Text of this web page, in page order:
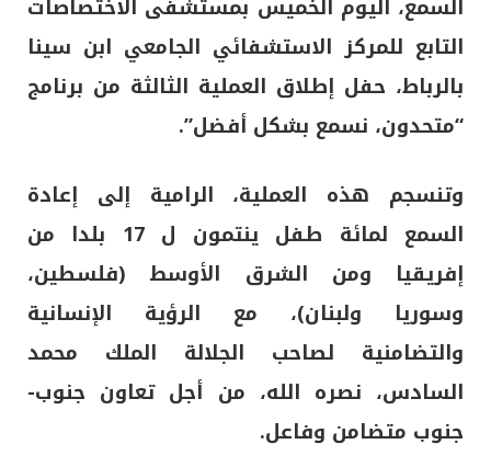
التابع للمركز الاستشفائي الجامعي ابن سينا
بالرباط، حفل إطلاق العملية الثالثة من برنامج
“متحدون، نسمع بشكل أفضل”.
وتنسجم هذه العملية، الرامية إلى إعادة
السمع لمائة طفل ينتمون ل 17 بلدا من
إفريقيا ومن الشرق الأوسط (فلسطين،
وسوريا ولبنان)، مع الرؤية الإنسانية
والتضامنية لصاحب الجلالة الملك محمد
السادس، نصره الله، من أجل تعاون جنوب-
جنوب متضامن وفاعل.